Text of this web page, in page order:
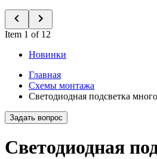
Item 1 of 12
Новинки
Главная
Схемы монтажа
Светодиодная подсветка
Задать вопрос
Светодиодная